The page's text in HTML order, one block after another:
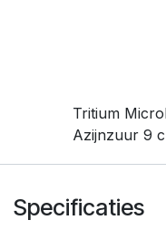
Tritium
Azijnzuur 9
Specificaties